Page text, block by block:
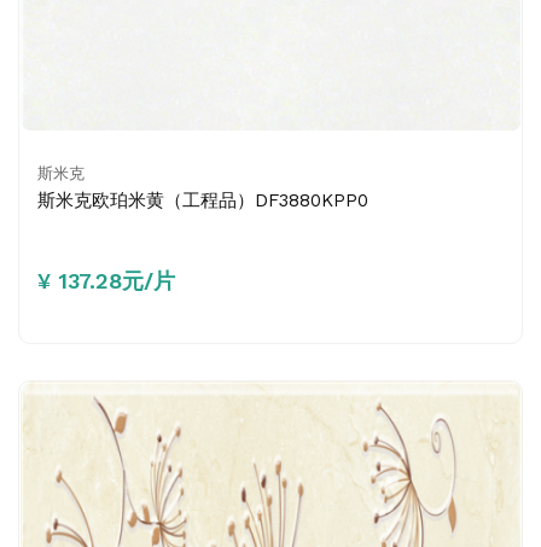
斯米克
斯米克欧珀米黄（工程品）DF3880KPP0
¥ 137.28元/片